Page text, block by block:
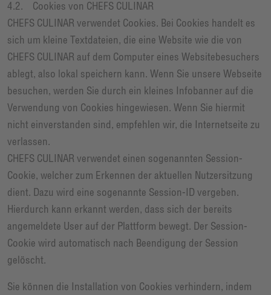
4.2. Cookies von CHEFS CULINAR
CHEFS CULINAR verwendet Cookies. Bei Cookies handelt es
sich um kleine Textdateien, die eine Website wie die von
CHEFS CULINAR auf dem Computer eines Websitebesuchers
ablegt, also lokal speichern kann. Wenn Sie unsere Webseite
besuchen, werden Sie durch ein kleines Infobanner auf die
Verwendung von Cookies hingewiesen. Wenn Sie hiermit
nicht einverstanden sind, empfehlen wir, die Internetseite zu
verlassen.
CHEFS CULINAR verwendet einen sogenannten Session-
Cookie, welcher zum Erkennen der aktuellen Nutzersitzung
dient. Dazu wird eine sogenannte Session-ID vergeben.
Hierdurch kann erkannt werden, dass sich der bereits
angemeldete User auf der Plattform bewegt. Der Session-
Cookie wird automatisch nach Beendigung der Session
gelöscht.
Sie können die Installation von Cookies verhindern, indem